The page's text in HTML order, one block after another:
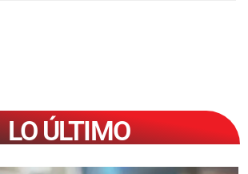
LO ÚLTIMO